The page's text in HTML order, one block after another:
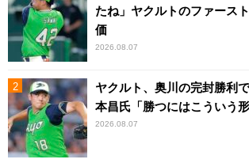
たね」ヤクルトのファース
価
2026.08.07
ヤクルト、奥川の完封勝利
本昌氏「勝つにはこういう形
2026.08.07